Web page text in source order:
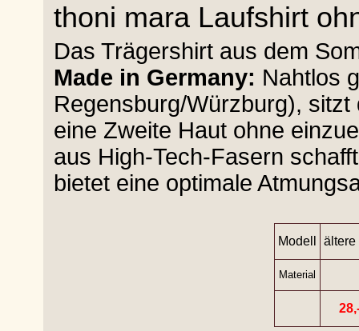
thoni mara Laufshirt
Das Trägershirt aus dem
Made in Germany: Nahtlos
Regensburg/Würzburg),
eine Zweite Haut ohne
aus High-Tech-Fasern
bietet eine optimale
Modell ältere
Material